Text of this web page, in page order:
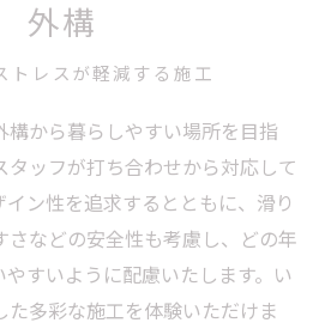
外構
トレスが軽減する施工
構から暮らしやすい場所を目指
タッフが打ち合わせから対応して
イン性を追求するとともに、滑り
さなどの安全性も考慮し、どの年
すいように配慮いたします。い
た多彩な施工を体験いただけま